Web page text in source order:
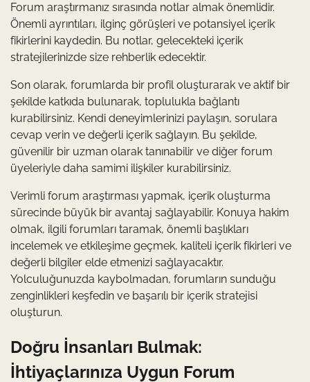
Forum araştırmanız sırasında notlar almak önemlidir.
Önemli ayrıntıları, ilginç görüşleri ve potansiyel içerik
fikirlerini kaydedin. Bu notlar, gelecekteki içerik
stratejilerinizde size rehberlik edecektir.
Son olarak, forumlarda bir profil oluşturarak ve aktif bir
şekilde katkıda bulunarak, toplulukla bağlantı
kurabilirsiniz. Kendi deneyimlerinizi paylaşın, sorulara
cevap verin ve değerli içerik sağlayın. Bu şekilde,
güvenilir bir uzman olarak tanınabilir ve diğer forum
üyeleriyle daha samimi ilişkiler kurabilirsiniz.
Verimli forum araştırması yapmak, içerik oluşturma
sürecinde büyük bir avantaj sağlayabilir. Konuya hakim
olmak, ilgili forumları taramak, önemli başlıkları
incelemek ve etkileşime geçmek, kaliteli içerik fikirleri ve
değerli bilgiler elde etmenizi sağlayacaktır.
Yolculuğunuzda kaybolmadan, forumların sunduğu
zenginlikleri keşfedin ve başarılı bir içerik stratejisi
oluşturun.
Doğru İnsanları Bulmak:
İhtiyaçlarınıza Uygun Forum